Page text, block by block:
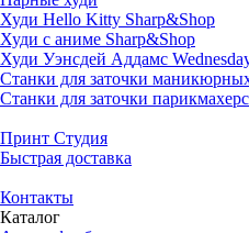
Худи Hello Kitty Sharp&Shop
Худи с аниме Sharp&Shop
Худи Уэнсдей Аддамс
Станки для заточки
Станки для заточки
Принт Студия
Быстрая доставка
Контакты
Каталог